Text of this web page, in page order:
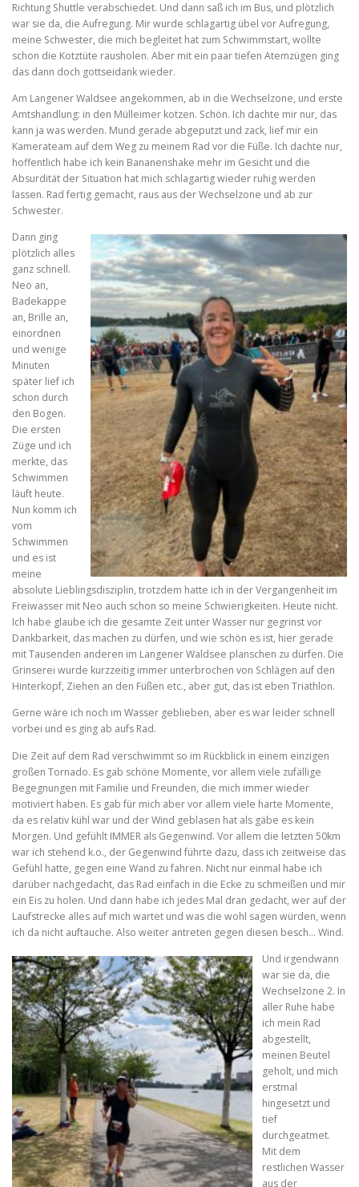
Richtung Shuttle verabschiedet. Und dann saß ich im Bus, und plötzlich
war sie da, die Aufregung. Mir wurde schlagartig übel vor Aufregung,
meine Schwester, die mich begleitet hat zum Schwimmstart, wollte
schon die Kotztüte rausholen. Aber mit ein paar tiefen Atemzügen ging
das dann doch gottseidank wieder.
Am Langener Waldsee angekommen, ab in die Wechselzone, und erste
Amtshandlung: in den Mülleimer kotzen. Schön. Ich dachte mir nur, das
kann ja was werden. Mund gerade abgeputzt und zack, lief mir ein
Kamerateam auf dem Weg zu meinem Rad vor die Füße. Ich dachte nur,
hoffentlich habe ich kein Bananenshake mehr im Gesicht und die
Absurdität der Situation hat mich schlagartig wieder ruhig werden
lassen. Rad fertig gemacht, raus aus der Wechselzone und ab zur
Schwester.
Dann ging
plötzlich alles
ganz schnell.
Neo an,
Badekappe
an, Brille an,
einordnen
und wenige
Minuten
später lief ich
schon durch
den Bogen.
Die ersten
Züge und ich
merkte, das
Schwimmen
läuft heute.
Nun komm ich
vom
Schwimmen
und es ist
meine
absolute Lieblingsdisziplin, trotzdem hatte ich in der Vergangenheit im
Freiwasser mit Neo auch schon so meine Schwierigkeiten. Heute nicht.
Ich habe glaube ich die gesamte Zeit unter Wasser nur gegrinst vor
Dankbarkeit, das machen zu dürfen, und wie schön es ist, hier gerade
mit Tausenden anderen im Langener Waldsee planschen zu dürfen. Die
Grinserei wurde kurzzeitig immer unterbrochen von Schlägen auf den
Hinterkopf, Ziehen an den Füßen etc., aber gut, das ist eben Triathlon.
Gerne wäre ich noch im Wasser geblieben, aber es war leider schnell
vorbei und es ging ab aufs Rad.
Die Zeit auf dem Rad verschwimmt so im Rückblick in einem einzigen
großen Tornado. Es gab schöne Momente, vor allem viele zufällige
Begegnungen mit Familie und Freunden, die mich immer wieder
motiviert haben. Es gab für mich aber vor allem viele harte Momente,
da es relativ kühl war und der Wind geblasen hat als gäbe es kein
Morgen. Und gefühlt IMMER als Gegenwind. Vor allem die letzten 50km
war ich stehend k.o., der Gegenwind führte dazu, dass ich zeitweise das
Gefühl hatte, gegen eine Wand zu fahren. Nicht nur einmal habe ich
darüber nachgedacht, das Rad einfach in die Ecke zu schmeißen und mir
ein Eis zu holen. Und dann habe ich jedes Mal dran gedacht, wer auf der
Laufstrecke alles auf mich wartet und was die wohl sagen würden, wenn
ich da nicht auftauche. Also weiter antreten gegen diesen besch… Wind.
Und irgendwann
war sie da, die
Wechselzone 2. In
aller Ruhe habe
ich mein Rad
abgestellt,
meinen Beutel
geholt, und mich
erstmal
hingesetzt und
tief
durchgeatmet.
Mit dem
restlichen Wasser
aus der